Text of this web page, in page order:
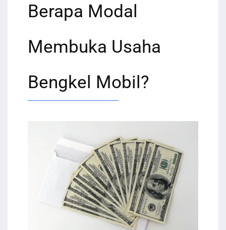
Berapa Modal
Membuka Usaha
Bengkel Mobil?